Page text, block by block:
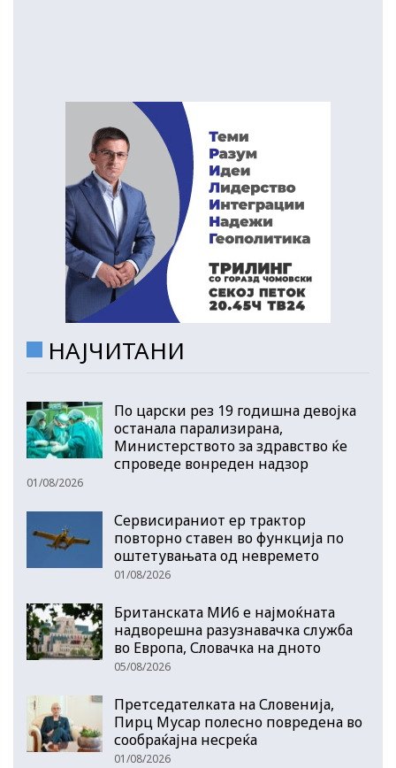
НАЈЧИТАНИ
По царски рез 19 годишна девојка
останала парализирана,
Министерството за здравство ќе
спроведе вонреден надзор
01/08/2026
Сервисираниот ер трактор
повторно ставен во функција по
оштетувањата од невремето
01/08/2026
Британската МИ6 е најмоќната
надворешна разузнавачка служба
во Европа, Словачка на дното
05/08/2026
Претседателката на Словенија,
Пирц Мусар полесно повредена во
сообраќајна несреќа
01/08/2026